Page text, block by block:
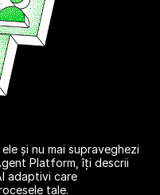
și nu mai supraveghezi
Platform, îți descrii
adaptivi care
tale.